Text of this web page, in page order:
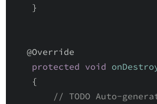
}
@Override
protected void
{
// TODO Auto-